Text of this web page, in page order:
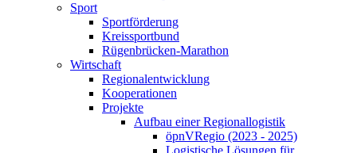
Sport
Sportförderung
Kreissportbund
Rügenbrücken-Marathon
Wirtschaft
Regionalentwicklung
Kooperationen
Projekte
Aufbau einer Regionallogistik
öpnVRegio (2023 - 2025)
Logistische Lösungen­ für